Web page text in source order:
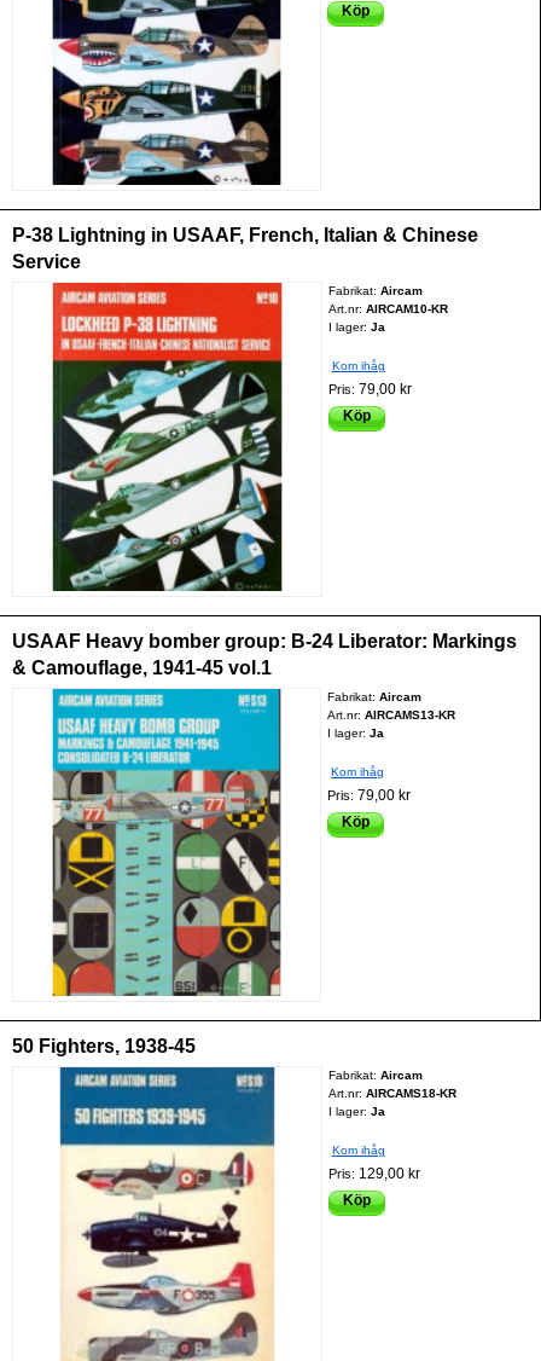
Köp
P-38 Lightning in USAAF, French, Italian & Chinese
Service
Fabrikat: Aircam
Art.nr: AIRCAM10-KR
I lager: Ja
Kom ihåg
Pris: 79,00 kr
Köp
USAAF Heavy bomber group: B-24 Liberator: Markings
& Camouflage, 1941-45 vol.1
Fabrikat:Aircam
Art.nr:AIRCAMS13-KR
I lager: Ja
Kom ihåg
Pris:79,00 kr
Köp
50 Fighters, 1938-45
Fabrikat: Aircam
Art.nr: AIRCAMS18-KR
I lager: Ja
Kom ihåg
Pris: 129,00 kr
Köp